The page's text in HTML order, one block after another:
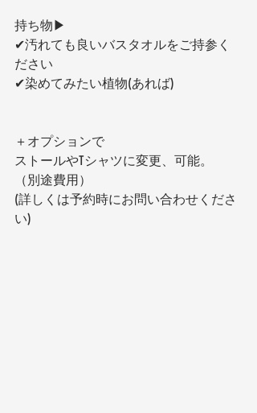
持ち物▶︎
✔︎汚れても良いバスタオルをご持参く
ださい
✔︎染めてみたい植物(あれば)
＋オプションで
ストールやTシャツに変更、可能。
（別途費用）
(詳しくは予約時にお問い合わせくださ
い)